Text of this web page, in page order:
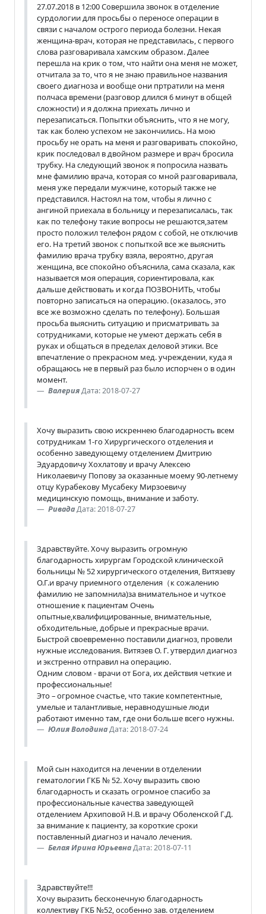
27.07.2018 в 12:00 Совершила звонок в отделение
сурдологии для просьбы о переносе операции в
связи с началом острого периода болезни. Некая
женщина-врач, которая не представилась, с первого
слова разговаривала хамским образом. Далее
перешла на крик о том, что найти она меня не может,
отчитала за то, что я не знаю правильное названия
своего диагноза и вообще они пртратили на меня
полчаса времени (разговор длился 6 минут в общей
сложности) и я должна приехать лично и
перезаписаться. Попытки объяснить, что я не могу,
так как болею успехом не закончились. На мою
просьбу не орать на меня и разговаривать спокойно,
крик последовал в двойном размере и врач бросила
трубку. На следующий звонок я попросила назвать
мне фамилию врача, которая со мной разговаривала,
меня уже передали мужчине, который также не
представился. Настоял на том, чтобы я лично с
ангиной приехала в больницу и перезаписалась, так
как по телефону такие вопросы не решаются,затем
просто положил телефон рядом с собой, не отключив
его. На третий звонок с попыткой все же выяснить
фамилию врача трубку взяла, вероятно, другая
женщина, все спокойно объяснила, сама сказала, как
называется моя операция, сориентировала, как
дальше действовать и когда ПОЗВОНИТЬ, чтобы
повторно записаться на операцию. (оказалось, это
все же возможно сделать по телефону). Большая
просьба выяснить ситуацию и присматривать за
сотрудниками, которые не умеют держать себя в
руках и общаться в пределах деловой этики. Все
впечатление о прекрасном мед. учреждении, куда я
обращаюсь не в первый раз было испорчен о в один
момент.
ВалерияДата: 2018-07-27
Хочу выразить свою искреннею благодарность всем
сотрудникам 1-го Хирургического отделения и
особенно заведующему отделением Дмитрию
Эдуардовичу Хохлатову и врачу Алексею
Николаевичу Попову за оказанные моему 90-летнему
отцу Курабекову Мусабеку Мирзоевичу
медицинскую помощь, внимание и заботу.
РивадаДата: 2018-07-27
Здравствуйте. Хочу выразить огромную
благодарность хирургам Городской клинической
больницы № 52 хирургического отделения, Витязеву
О.Г.и врачу приемного отделения（к сожалению
фамилию не запомнила)за внимательное и чуткое
отношение к пациентам Очень
опытные,квалифицированные, внимательные,
обходительные, добрые и прекрасные врачи.
Быстрой своевременно поставили диагноз, провели
нужные исследования. Витязев О. Г. утвердил диагноз
и экстренно отправил на операцию.
Одним словом - врачи от Бога, их действия четкие и
профессиональные!
Это – огромное счастье, что такие компетентные,
умелые и талантливые, неравнодушные люди
работают именно там, где они больше всего нужны.
Юлия ВолодинаДата: 2018-07-24
Мой сын находится на лечении в отделении
гематологии ГКБ № 52. Хочу выразить свою
благодарность и сказать огромное спасибо за
профессиональные качества заведующей
отделением Архиповой Н.В. и врачу Оболенской Г.Д.
за внимание к пациенту, за короткие сроки
поставленный диагноз и начало лечения.
Белая Ирина ЮрьевнаДата: 2018-07-11
Здравствуйте!!!
Хочу выразить бесконечную благодарность
коллективу ГКБ №52, особенно зав. отделением